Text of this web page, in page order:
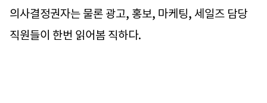
의사결정권자는 물론 광고, 홍보, 마케팅, 세일즈 담당
직원들이 한번 읽어봄 직하다.